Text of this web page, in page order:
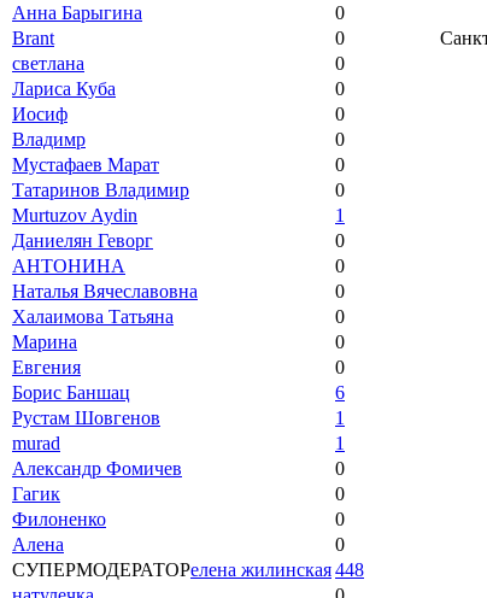
Анна Барыгина
0
Brant
0
светлана
0
Лариса Куба
0
Иосиф
0
Владимр
0
Мустафаев Марат
0
Татаринов Владимир
0
Murtuzov Aydin
1
Даниелян Геворг
0
АНТОНИНА
0
Наталья Вячеславовна
0
Халаимова Татьяна
0
Марина
0
Евгения
0
Борис Баншац
6
Рустам Шовгенов
1
murad
1
Александр Фомичев
0
Гагик
0
Филоненко
0
Алена
0
СУПЕРМОДЕРАТОРелена жилинская448